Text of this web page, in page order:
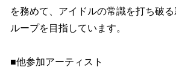
を務めて、アイドルの常識を打ち破
ループを目指しています。
■他参加アーティスト